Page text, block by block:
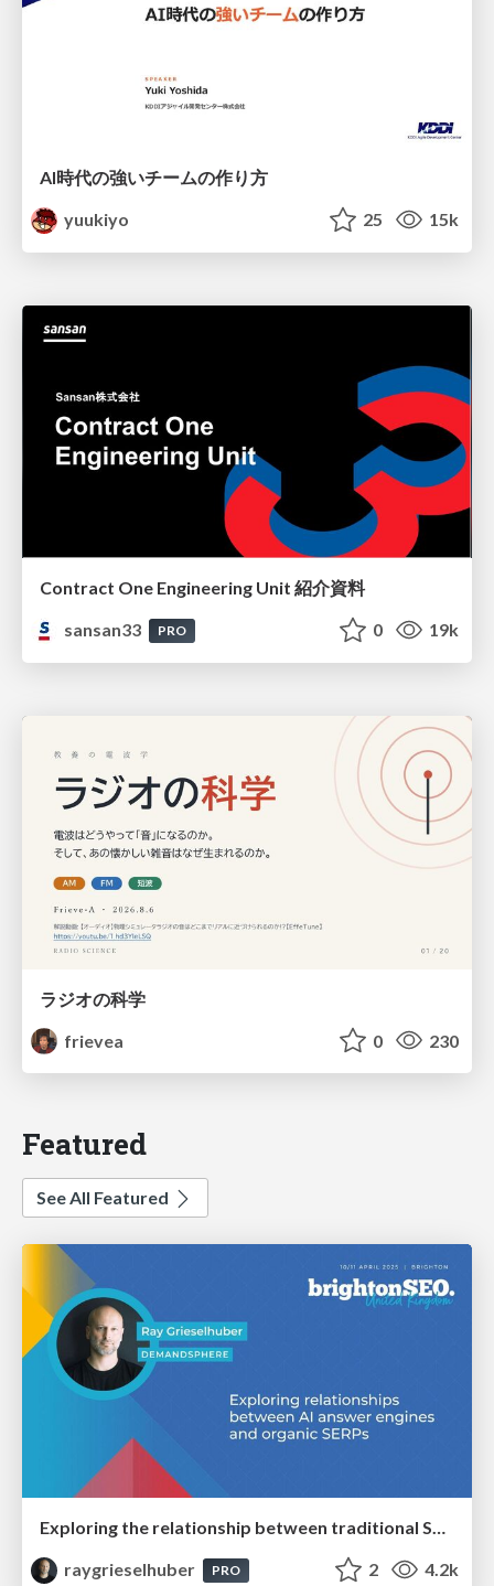
AI時代の強いチームの作り方
yuukiyo
25 15k
Contract One Engineering Unit 紹介資料
sansan33
PRO 0 19k
ラジオの科学
frievea
0 230
Featured
See All Featured
Exploring the relationship between traditional SERPs and Gen AI search
raygrieselhuber
PRO 2 4.2k